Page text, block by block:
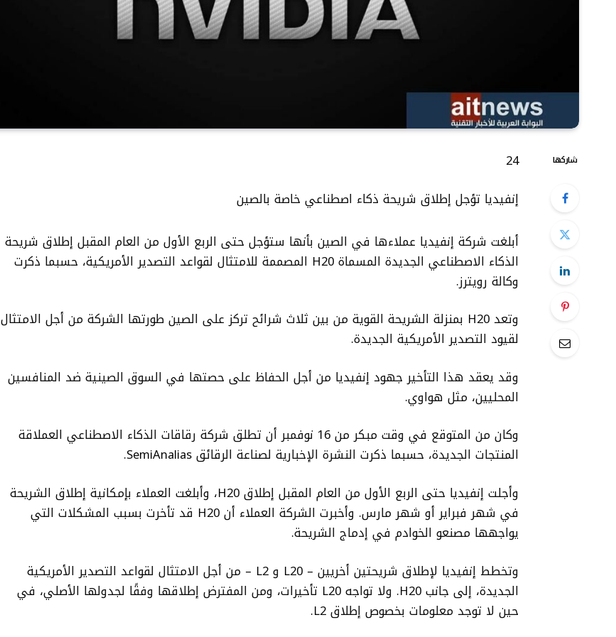
شاركها
24
إنفيديا تؤجل إطلاق شريحة ذكاء اصطناعي خاصة بالصين
أبلغت شركة إنفيديا عملاءها في الصين بأنها ستؤجل حتى الربع الأول من العام المقبل إطلاق شريحة
الذكاء الاصطناعي الجديدة المسماة H20 المصممة للامتثال لقواعد التصدير الأمريكية، حسبما ذكرت
وكالة رويترز.
وتعد H20 بمنزلة الشريحة القوية من بين ثلاث شرائح تركز على الصين طورتها الشركة من أجل الامتثال
لقيود التصدير الأمريكية الجديدة.
وقد يعقد هذا التأخير جهود إنفيديا من أجل الحفاظ على حصتها في السوق الصينية ضد المنافسين
المحليين، مثل هواوي.
وكان من المتوقع في وقت مبكر من 16 نوفمبر أن تطلق شركة رقاقات الذكاء الاصطناعي العملاقة
المنتجات الجديدة، حسبما ذكرت النشرة الإخبارية لصناعة الرقائق SemiAnalias.
وأجلت إنفيديا حتى الربع الأول من العام المقبل إطلاق H20، وأبلغت العملاء بإمكانية إطلاق الشريحة
في شهر فبراير أو شهر مارس. وأخبرت الشركة العملاء أن H20 قد تأخرت بسبب المشكلات التي
يواجهها مصنعو الخوادم في إدماج الشريحة.
وتخطط إنفيديا لإطلاق شريحتين أخريين – L20 و L2 – من أجل الامتثال لقواعد التصدير الأمريكية
الجديدة، إلى جانب H20. ولا تواجه L20 تأخيرات، ومن المفترض إطلاقها وفقًا لجدولها الأصلي، في
حين لا توجد معلومات بخصوص إطلاق L2.